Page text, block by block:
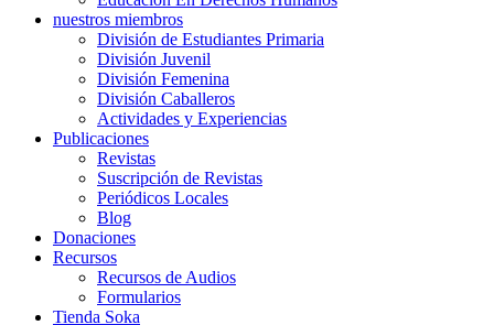
nuestros miembros
División de Estudiantes Primaria
División Juvenil
División Femenina
División Caballeros
Actividades y Experiencias
Publicaciones
Revistas
Suscripción de Revistas
Periódicos Locales
Blog
Donaciones
Recursos
Recursos de Audios
Formularios
Tienda Soka